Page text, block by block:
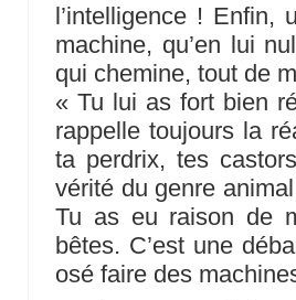
l’intelligence ! Enfin,
machine, qu’en lui
qui chemine, tout de
« Tu lui as fort bien
rappelle toujours la
ta perdrix, tes
vérité du genre
Tu as eu raison de
bêtes. C’est une
osé faire des